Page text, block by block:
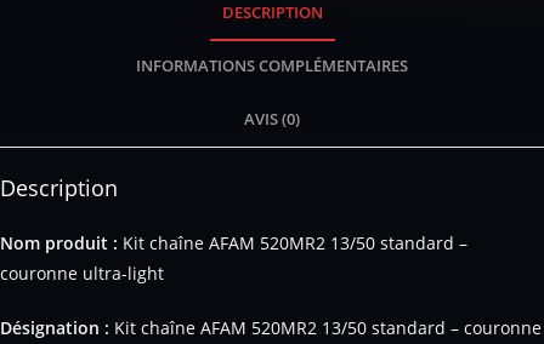
DESCRIPTION
INFORMATIONS COMPLÉMENTAIRES
AVIS (0)
Description
Nom produit : Kit chaîne AFAM 520MR2 13/50 standard –
couronne ultra-light
Désignation : Kit chaîne AFAM 520MR2 13/50 standard – couronne